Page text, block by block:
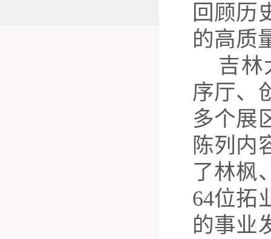
回顾历
的高质
吉林
序厅、
多个展
陈列内
了林枫
64位拓
的事业